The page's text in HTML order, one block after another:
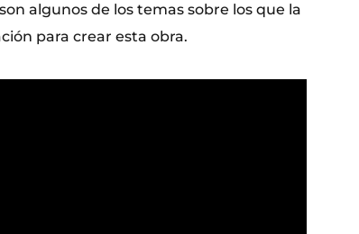
algunos de los temas sobre los que la
para crear esta obra.